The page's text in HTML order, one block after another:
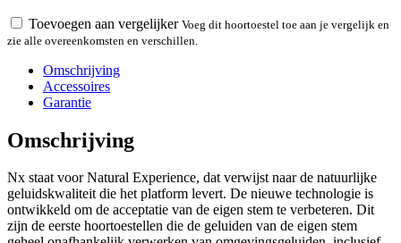
Toevoegen aan vergelijker Voeg dit hoortoestel toe aan je vergelijk en
zie alle overeenkomsten en verschillen.
Omschrijving
Accessoires
Garantie
Omschrijving
Nx staat voor Natural Experience, dat verwijst naar de natuurlijke
geluidskwaliteit die het platform levert. De nieuwe technologie is
ontwikkeld om de acceptatie van de eigen stem te verbeteren. Dit
zijn de eerste hoortoestellen die de geluiden van de eigen stem